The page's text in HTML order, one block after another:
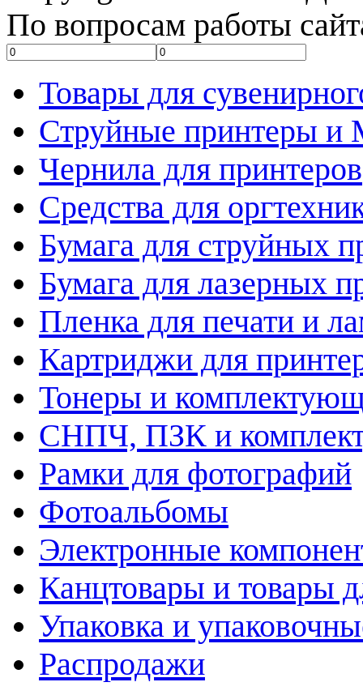
По вопросам работы
Товары для
Струйные принтеры
Чернила для принтеров
Средства для
Бумага для струйных
Бумага для лазерных
Пленка для печати и
Картриджи для
Тонеры и
СНПЧ, ПЗК и
Рамки для фотографий
Фотоальбомы
Электронные
Канцтовары и товары
Упаковка и
Распродажи